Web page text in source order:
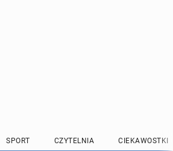
SPORT CZYTELNIA CIEKAWOSTKI